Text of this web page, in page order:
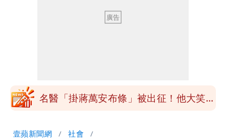
楊千霈一打二帶女兒出國 崩潰哭得極狼
「海豚跳」
名醫「掛蔣萬安布條」被出征！他大笑：
壹蘋新聞網 社會